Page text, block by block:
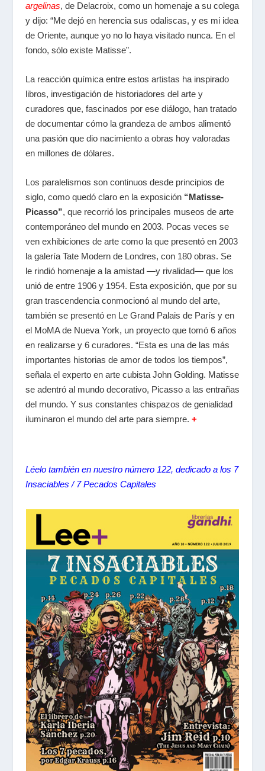
argelinas, de Delacroix, como un homenaje a su colega
y dijo: “Me dejó en herencia sus odaliscas, y es mi idea
de Oriente, aunque yo no lo haya visitado nunca. En el
fondo, sólo existe Matisse”.
La reacción química entre estos artistas ha inspirado
libros, investigación de historiadores del arte y
curadores que, fascinados por ese diálogo, han tratado
de documentar cómo la grandeza de ambos alimentó
una pasión que dio nacimiento a obras hoy valoradas
en millones de dólares.
Los paralelismos son continuos desde principios de
siglo, como quedó claro en la exposición “Matisse-
Picasso”, que recorrió los principales museos de arte
contemporáneo del mundo en 2003. Pocas veces se
ven exhibiciones de arte como la que presentó en 2003
la galería Tate Modern de Londres, con 180 obras. Se
le rindió homenaje a la amistad —y rivalidad— que los
unió de entre 1906 y 1954. Esta exposición, que por su
gran trascendencia conmocionó al mundo del arte,
también se presentó en Le Grand Palais de París y en
el MoMA de Nueva York, un proyecto que tomó 6 años
en realizarse y 6 curadores. “Esta es una de las más
importantes historias de amor de todos los tiempos”,
señala el experto en arte cubista John Golding. Matisse
se adentró al mundo decorativo, Picasso a las entrañas
del mundo. Y sus constantes chispazos de genialidad
iluminaron el mundo del arte para siempre. +
Léelo también en nuestro número 122, dedicado a los 7
Insaciables / 7 Pecados Capitales